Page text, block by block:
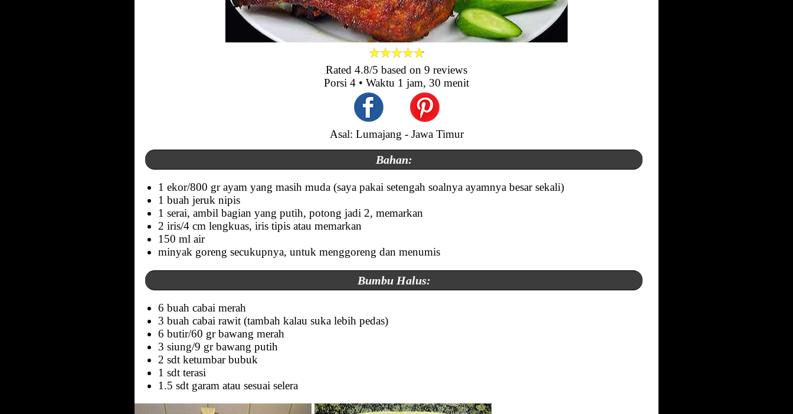
Rated 4.8/5 based on 9 reviews
Porsi 4 • Waktu 1 jam, 30 menit
Asal: Lumajang - Jawa Timur
Bahan:
1 ekor/800 gr ayam yang masih muda (saya pakai setengah soalnya ayamnya besar sekali)
1 buah jeruk nipis
1 serai, ambil bagian yang putih, potong jadi 2, memarkan
2 iris/4 cm lengkuas, iris tipis atau memarkan
150 ml air
minyak goreng secukupnya, untuk menggoreng dan menumis
Bumbu Halus:
6 buah cabai merah
3 buah cabai rawit (tambah kalau suka lebih pedas)
6 butir/60 gr bawang merah
3 siung/9 gr bawang putih
2 sdt ketumbar bubuk
1 sdt terasi
1.5 sdt garam atau sesuai selera